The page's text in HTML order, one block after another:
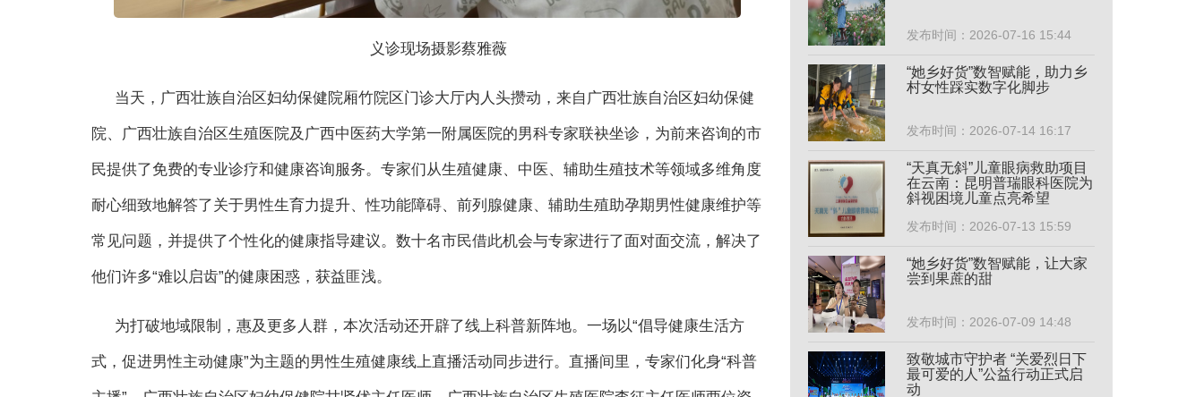
义诊现场摄影蔡雅薇
当天，广西壮族自治区妇幼保健院厢竹院区门诊大厅内人头攒动，来自广西壮族自治区妇幼保健
院、广西壮族自治区生殖医院及广西中医药大学第一附属医院的男科专家联袂坐诊，为前来咨询的市
民提供了免费的专业诊疗和健康咨询服务。专家们从生殖健康、中医、辅助生殖技术等领域多维角度
耐心细致地解答了关于男性生育力提升、性功能障碍、前列腺健康、辅助生殖助孕期男性健康维护等
常见问题，并提供了个性化的健康指导建议。数十名市民借此机会与专家进行了面对面交流，解决了
他们许多“难以启齿”的健康困惑，获益匪浅。
为打破地域限制，惠及更多人群，本次活动还开辟了线上科普新阵地。一场以“倡导健康生活方
式，促进男性主动健康”为主题的男性生殖健康线上直播活动同步进行。直播间里，专家们化身“科普
发布时间：2026-07-16 15:44
“她乡好货”数智赋能，助力乡
村女性踩实数字化脚步
发布时间：2026-07-14 16:17
“天真无斜”儿童眼病救助项目
在云南：昆明普瑞眼科医院为
斜视困境儿童点亮希望
发布时间：2026-07-13 15:59
“她乡好货”数智赋能，让大家
尝到果蔗的甜
发布时间：2026-07-09 14:48
致敬城市守护者 “关爱烈日下
最可爱的人”公益行动正式启
动